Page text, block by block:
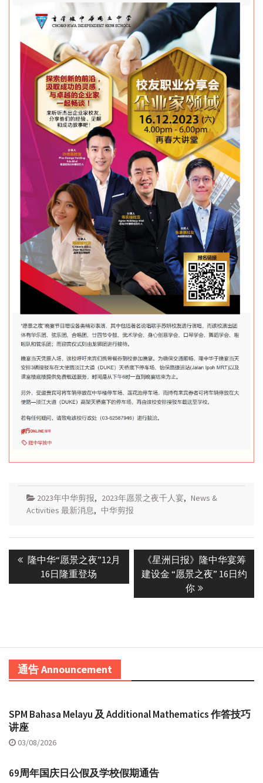
2023年中华剪报, 2023年愿景之夜千人宴, News &
Activities 最新消息, 中华剪报
navigation
Previous
post:
隆中华“愿景之夜”12月
16日隆重登场
Next
post:
《星洲日报》隆中华宴筹
建设金 “愿景之夜” 16日约
你
通告 Announcement
SPM Bahasa Melayu 及 Additional Mathematics 作答技巧
讲座
03/08/2026
69周年国庆日公假及学校假期通告